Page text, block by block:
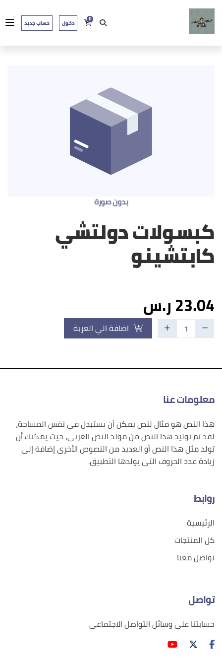
0 دخول حساب جديد
بدون صورة
كبسولات دولتشي
كابتشينو
23.04 ر.س
اضافة الي العربة
معلومات عنا
هذا النص هو مثال لنص يمكن أن يستبدل في نفس المساحة،
لقد تم توليد هذا النص من مولد النص العربى، حيث يمكنك أن
تولد مثل هذا النص أو العديد من النصوص الأخرى إضافة إلى
زيادة عدد الحروف التى يولدها التطبيق.
روابط
الرئيسية
كل المنتجات
تواصل معنا
تواصل
حسابتنا علي وسائل التواصل الاجتماعي